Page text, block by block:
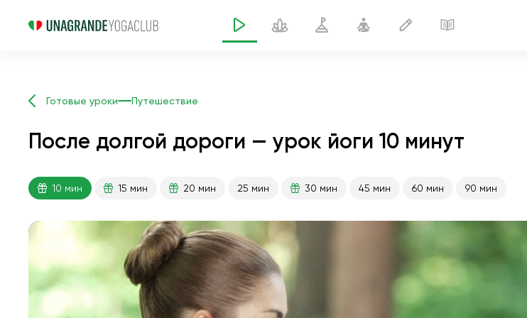
Готовые уроки Путешествие
После долгой дороги — урок йоги 10 минут
10 мин 15 мин 20 мин 25 мин 30 мин 45 мин 60 мин 90 мин